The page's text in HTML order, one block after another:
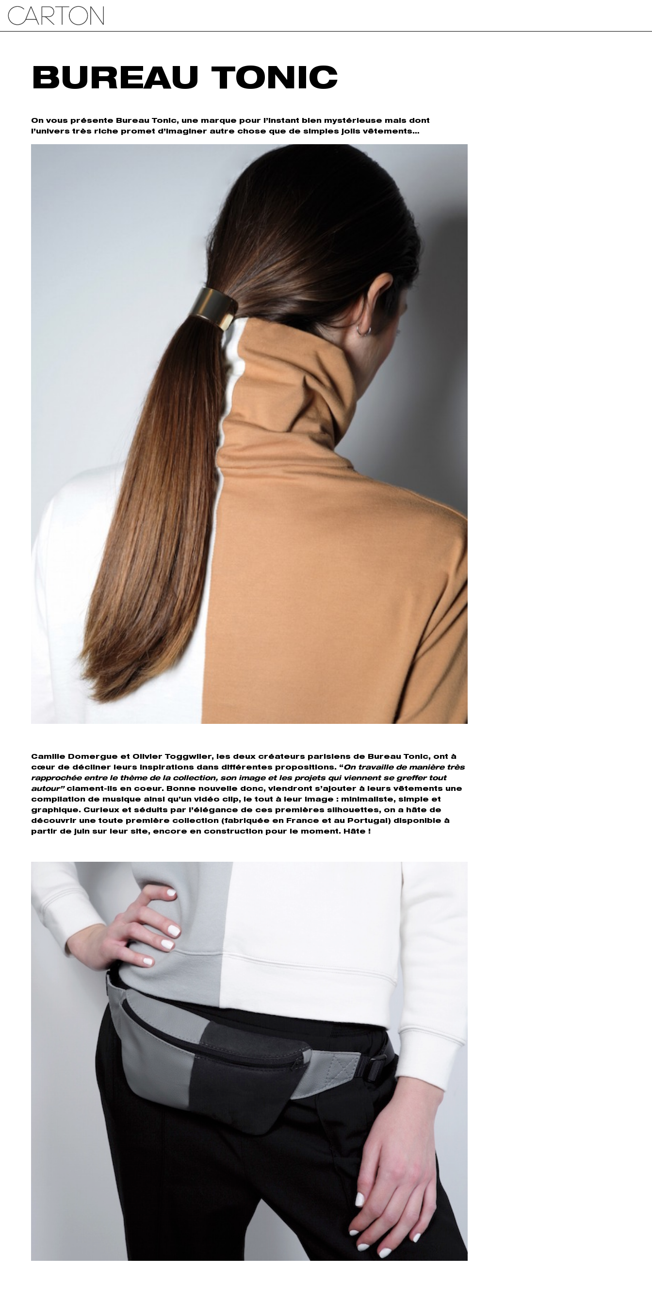
BUREAU TONIC
On vous présente Bureau Tonic, une marque pour l’instant bien mystérieuse mais dont
l’univers très riche promet d’imaginer autre chose que de simples jolis vêtements…
Camille Domergue et Olivier Toggwiler, les deux créateurs parisiens de Bureau Tonic, ont à
cœur de décliner leurs inspirations dans différentes propositions. “On travaille de manière très
rapprochée entre le thème de la collection, son image et les projets qui viennent se greffer tout
autour” clament-ils en coeur. Bonne nouvelle donc, viendront s’ajouter à leurs vêtements une
compilation de musique ainsi qu’un vidéo clip, le tout à leur image : minimaliste, simple et
graphique. Curieux et séduits par l’élégance de ces premières silhouettes, on a hâte de
découvrir une toute première collection (fabriquée en France et au Portugal) disponible à
partir de juin sur leur site, encore en construction pour le moment. Hâte !